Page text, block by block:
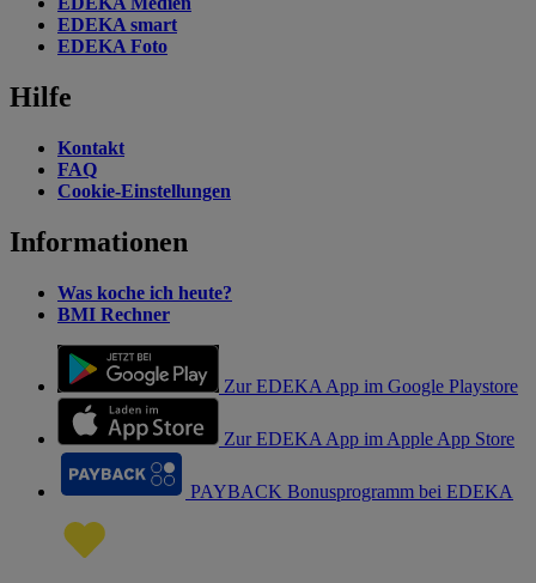
EDEKA smart
EDEKA Foto
Hilfe
Kontakt
FAQ
Cookie-Einstellungen
Informationen
Was koche ich heute?
BMI Rechner
Zur EDEKA App im Google Playstore
Zur EDEKA App im Apple App Store
PAYBACK Bonusprogramm bei EDEKA